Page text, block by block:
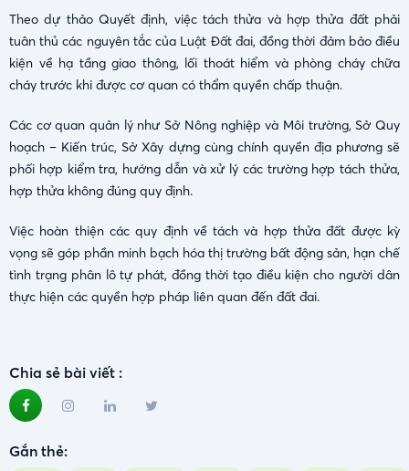
Theo dự thảo Quyết định, việc tách thửa và hợp thửa đất phải
tuân thủ các nguyên tắc của Luật Đất đai, đồng thời đảm bảo điều
kiện về hạ tầng giao thông, lối thoát hiểm và phòng cháy chữa
cháy trước khi được cơ quan có thẩm quyền chấp thuận.
Các cơ quan quản lý như Sở Nông nghiệp và Môi trường, Sở Quy
hoạch – Kiến trúc, Sở Xây dựng cùng chính quyền địa phương sẽ
phối hợp kiểm tra, hướng dẫn và xử lý các trường hợp tách thửa,
hợp thửa không đúng quy định.
Việc hoàn thiện các quy định về tách và hợp thửa đất được kỳ
vọng sẽ góp phần minh bạch hóa thị trường bất động sản, hạn chế
tình trạng phân lô tự phát, đồng thời tạo điều kiện cho người dân
thực hiện các quyền hợp pháp liên quan đến đất đai.
Chia sẻ bài viết :
Gắn thẻ: